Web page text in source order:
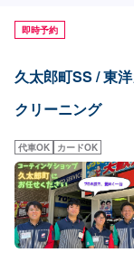
即時予約
久太郎町SS / 東
クリーニング
代車OK カードOK